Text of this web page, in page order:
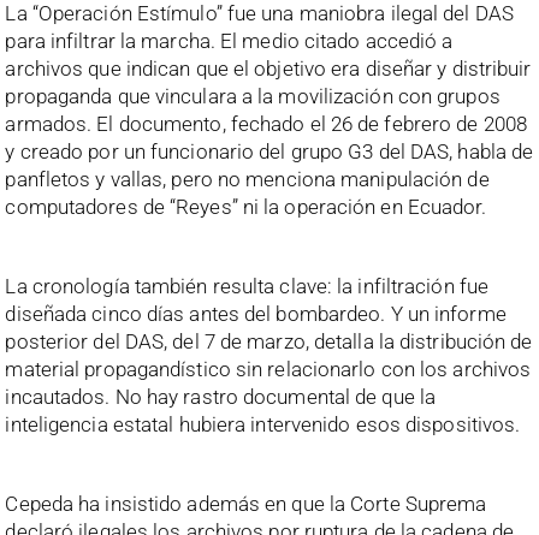
La “Operación Estímulo” fue una maniobra ilegal del DAS
para infiltrar la marcha. El medio citado accedió a
archivos que indican que el objetivo era diseñar y distribuir
propaganda que vinculara a la movilización con grupos
armados. El documento, fechado el 26 de febrero de 2008
y creado por un funcionario del grupo G3 del DAS, habla de
panfletos y vallas, pero no menciona manipulación de
computadores de “Reyes” ni la operación en Ecuador.
La cronología también resulta clave: la infiltración fue
diseñada cinco días antes del bombardeo. Y un informe
posterior del DAS, del 7 de marzo, detalla la distribución de
material propagandístico sin relacionarlo con los archivos
incautados. No hay rastro documental de que la
inteligencia estatal hubiera intervenido esos dispositivos.
Cepeda ha insistido además en que la Corte Suprema